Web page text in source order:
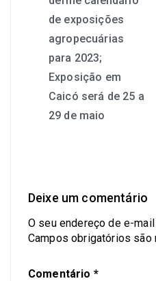
de exposições
agropecuárias
para 2023;
Exposição em
Caicó será de 25 a
29 de maio
Deixe um comentário
O seu endereço de e-
Campos obrigatórios são
Comentário *